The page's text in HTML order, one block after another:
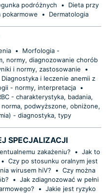
podróżnych •
Dieta przy
pokarmowe • Dermatologia
•
Morfologia -
normy, diagnozowanie chorób
i normy, zastosowanie
•
Diagnostyka i leczenie anemii z
- normy, interpretacja •
- charakterystyka, badania,
norma, podwyższone, obniżone,
- diagnostyka, typy
SPECJALIZACJI
zakażeniu? • Jak to
• Czy po stosunku oralnym jest
wirusem hiV?
• Czy można
• Jak zdiagnozować w pełni
• Jakie jest ryzyko